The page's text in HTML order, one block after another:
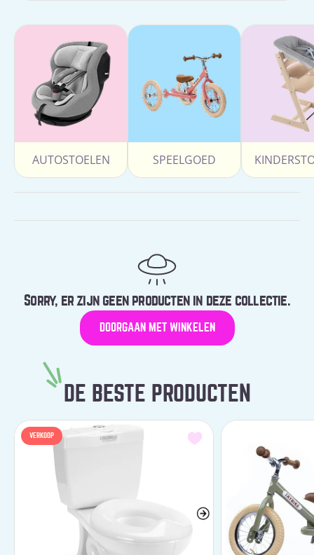
AUTOSTOELEN SPEELGOED
Sorry, er zijn geen producten in deze collectie.
DOORGAAN MET WINKELEN
DE BESTE PRODUCTEN
VERKOOP